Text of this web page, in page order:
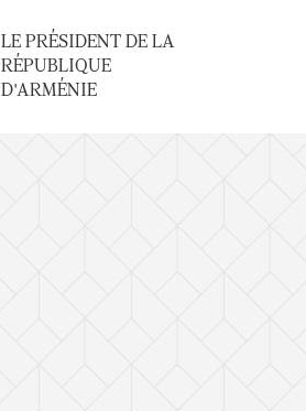
LE PRÉSIDENT DE LA
RÉPUBLIQUE
D'ARMÉNIE